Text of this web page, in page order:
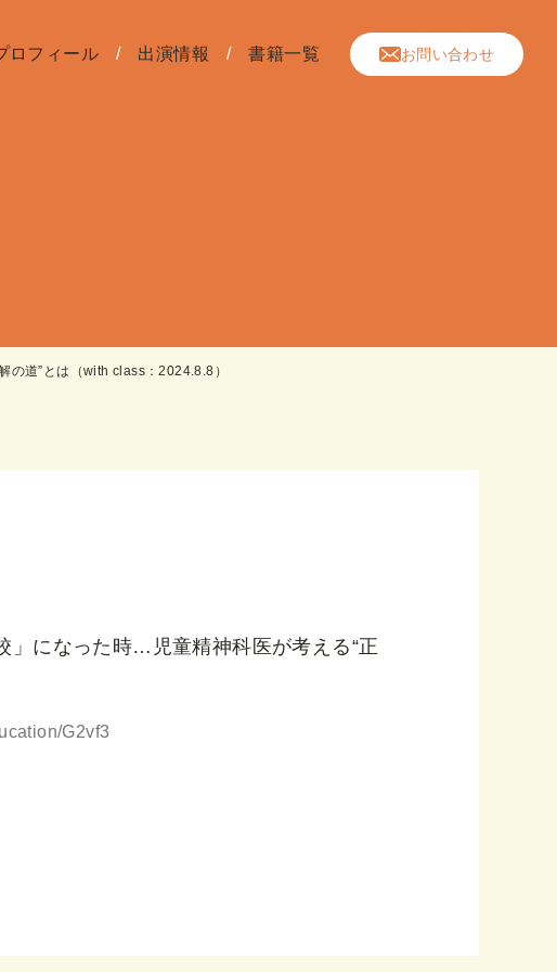
ロフィール 出演情報 書籍一覧 お問い合わせ
の道”とは（with class：2024.8.8）
」になった時…児童精神科医が考える“正
G2vf3